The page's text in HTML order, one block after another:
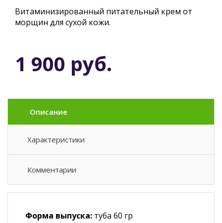
Витаминизированный питательный крем от
морщин для сухой кожи.
1 900 руб.
Описание
Характеристики
Комментарии
Форма выпуска: туба 60 гр